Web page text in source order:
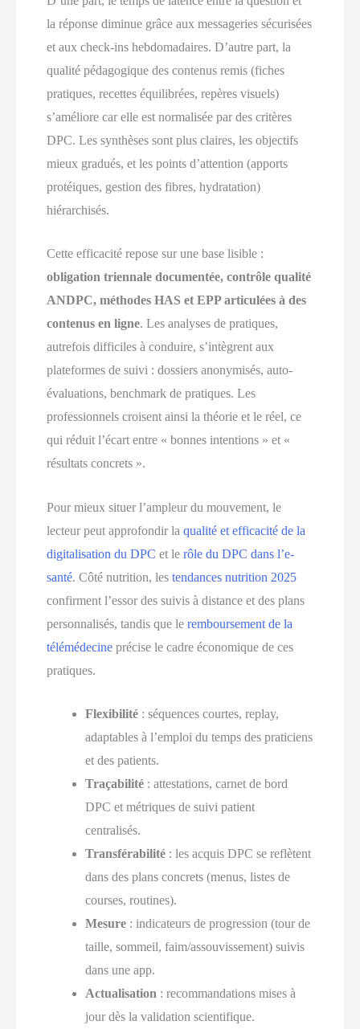
la réponse diminue grâce aux messageries sécurisées
et aux check-ins hebdomadaires. D’autre part, la
qualité pédagogique des contenus remis (fiches
pratiques, recettes équilibrées, repères visuels)
s’améliore car elle est normalisée par des critères
DPC. Les synthèses sont plus claires, les objectifs
mieux gradués, et les points d’attention (apports
protéiques, gestion des fibres, hydratation)
hiérarchisés.
Cette efficacité repose sur une base lisible :
obligation triennale documentée, contrôle qualité
ANDPC, méthodes HAS et EPP articulées à des
contenus en ligne. Les analyses de pratiques,
autrefois difficiles à conduire, s’intègrent aux
plateformes de suivi : dossiers anonymisés, auto-
évaluations, benchmark de pratiques. Les
professionnels croisent ainsi la théorie et le réel, ce
qui réduit l’écart entre « bonnes intentions » et «
résultats concrets ».
Pour mieux situer l’ampleur du mouvement, le
lecteur peut approfondir laqualité et efficacité de la
digitalisation du DPC et lerôle du DPC dans l’e-
santé. Côté nutrition, lestendances nutrition 2025
confirment l’essor des suivis à distance et des plans
personnalisés, tandis que leremboursement de la
télémédecine précise le cadre économique de ces
pratiques.
Flexibilité : séquences courtes, replay,
adaptables à l’emploi du temps des praticiens
et des patients.
Traçabilité : attestations, carnet de bord
DPC et métriques de suivi patient
centralisés.
Transférabilité : les acquis DPC se reflètent
dans des plans concrets (menus, listes de
courses, routines).
Mesure : indicateurs de progression (tour de
taille, sommeil, faim/assouvissement) suivis
dans une app.
Actualisation : recommandations mises à
jour dès la validation scientifique.